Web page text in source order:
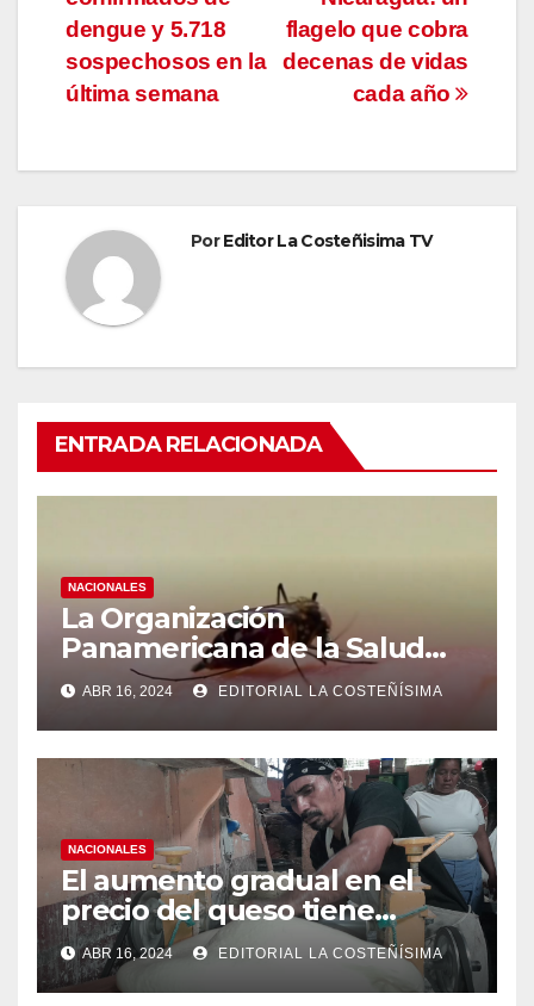
entradas
flagelo que cobra
decenas de vidas
cada año
dengue y 5.718
sospechosos en la
última semana
PorEditor La Costeñisima TV
ENTRADA RELACIONADA
NACIONALES
La Organización
Panamericana de la Salud
(OPS), recomienda reforzar
medidas ante el aumento de
casos de dengue
ABR 16, 2024 EDITORIAL LA COSTEÑÍSIMA
NACIONALES
El aumento gradual en el
precio del queso tiene
efectos a las Panaderias
ABR 16, 2024 EDITORIAL LA COSTEÑÍSIMA